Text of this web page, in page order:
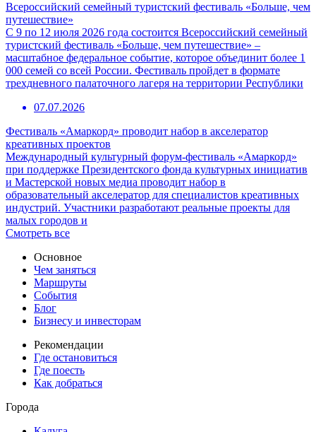
Всероссийский семейный туристский фестиваль «Больше, чем
путешествие»
С 9 по 12 июля 2026 года состоится Всероссийский семейный
туристский фестиваль «Больше, чем путешествие» –
масштабное федеральное событие, которое объединит более 1
000 семей со всей России. Фестиваль пройдет в формате
трехдневного палаточного лагеря на территории Республики
07.07.2026
Фестиваль «Амаркорд» проводит набор в акселератор
креативных проектов
Международный культурный форум-фестиваль «Амаркорд»
при поддержке Президентского фонда культурных инициатив
и Мастерской новых медиа проводит набор в
образовательный акселератор для специалистов креативных
индустрий. Участники разработают реальные проекты для
малых городов и
Смотреть все
Основное
Чем заняться
Маршруты
События
Блог
Бизнесу и инвесторам
Рекомендации
Где остановиться
Где поесть
Как добраться
Города